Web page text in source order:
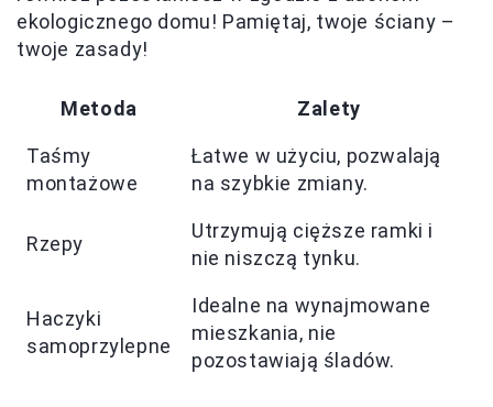
ekologicznego domu! Pamiętaj, twoje ściany –
twoje zasady!
Metoda Zalety
Taśmy
montażowe
Łatwe w użyciu, pozwalają
na szybkie zmiany.
Rzepy
Utrzymują cięższe ramki i
nie niszczą tynku.
Haczyki
samoprzylepne
Idealne na wynajmowane
mieszkania, nie
pozostawiają śladów.